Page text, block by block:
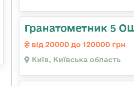
Гранатометник 5
від 20000 до 120000 грн
Київ, Київська область